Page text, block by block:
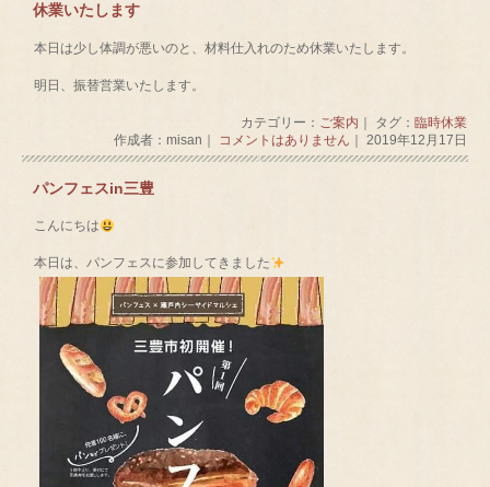
休業いたします
本日は少し体調が悪いのと、材料仕入れのため休業いたします。
明日、振替営業いたします。
カテゴリー： ご案内 ｜ タグ： 臨時休業
作成者：misan｜
コメントはありません ｜ 2019年12月17日
パンフェスin三豊
こんにちは
本日は、パンフェスに参加してきました